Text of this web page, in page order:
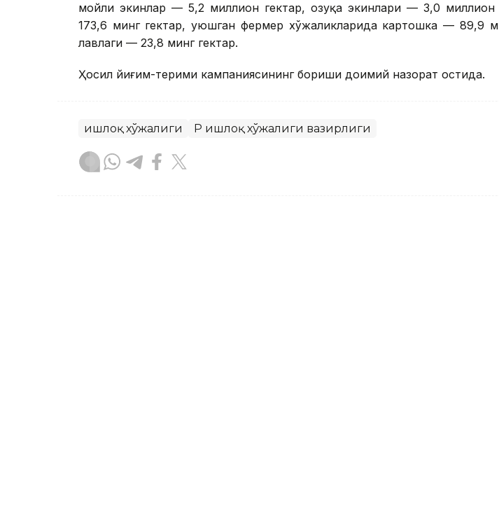
мойли экинлар — 5,2 миллион гектар, озуқа экинлари — 3,0
173,6 минг гектар, уюшган фермер хўжаликларида картошка — 89,9
лавлаги — 23,8 минг гектар.
Ҳосил йиғим-терими кампаниясининг бориши доимий назорат остида.
Қишлоқ хўжалиги ҚР Қишлоқ хўжалиги вазирлиги